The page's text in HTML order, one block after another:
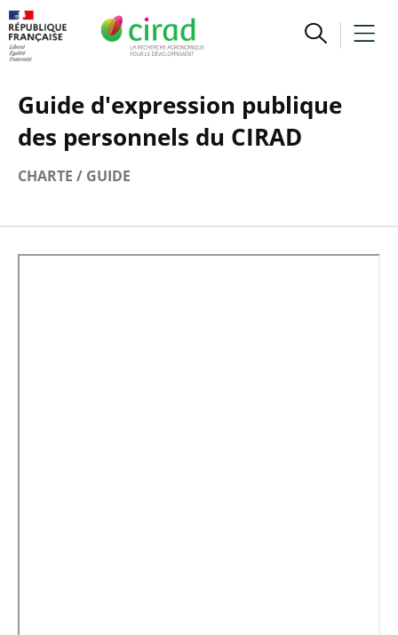
Guide d'expression publique
des personnels du CIRAD
CHARTE / GUIDE